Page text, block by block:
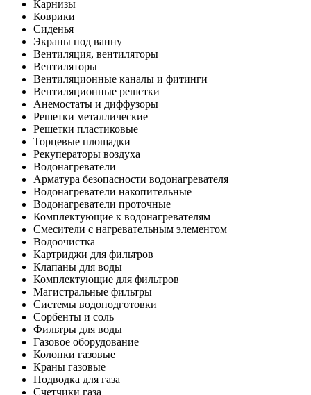
Карнизы
Коврики
Сиденья
Экраны под ванну
Вентиляция, вентиляторы
Вентиляторы
Вентиляционные каналы и фитинги
Вентиляционные решетки
Анемостаты и диффузоры
Решетки металлические
Решетки пластиковые
Торцевые площадки
Рекуператоры воздуха
Водонагреватели
Арматура безопасности водонагревателя
Водонагреватели накопительные
Водонагреватели проточные
Комплектующие к водонагревателям
Смесители с нагревательным элементом
Водоочистка
Картриджи для фильтров
Клапаны для воды
Комплектующие для фильтров
Магистральные фильтры
Системы водоподготовки
Сорбенты и соль
Фильтры для воды
Газовое оборудование
Колонки газовые
Краны газовые
Подводка для газа
Счетчики газа